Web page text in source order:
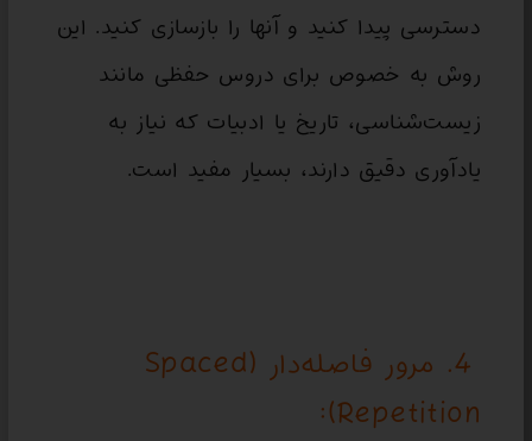
دسترسی پیدا کنید و آنها را بازسازی کنید. این
روش به خصوص برای دروس حفظی مانند
زیست‌شناسی، تاریخ یا ادبیات که نیاز به
یادآوری دقیق دارند، بسیار مفید است.
4. مرور فاصله‌دار (Spaced
Repetition):